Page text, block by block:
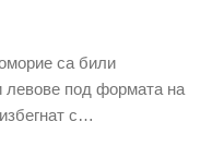
са били
под формата на
с…